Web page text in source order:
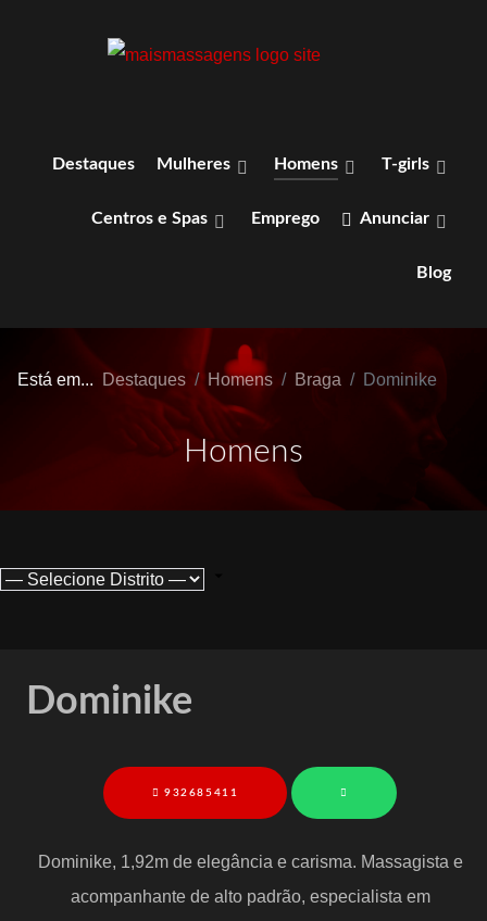
Destaques Mulheres Homens T-girls
Centros e Spas Emprego Anunciar
Blog
Está em... Destaques Homens Braga Dominike
Homens
Dominike
932685411
Dominike, 1,92m de elegância e carisma. Massagista e
acompanhante de alto padrão, especialista em